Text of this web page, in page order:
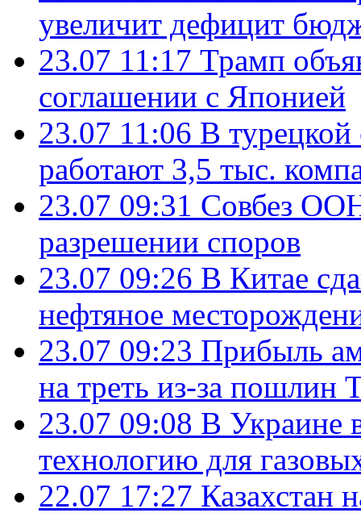
увеличит дефицит
23.07 11:17 Трамп
соглашении с Японией
23.07 11:06 В
работают 3,5 тыс.
23.07 09:31 Совбез
разрешении споров
23.07 09:26 В Китае
нефтяное
23.07 09:23 Прибыль
на треть из-за пошлин
23.07 09:08 В Украине
технологию для
22.07 17:27 Казахстан